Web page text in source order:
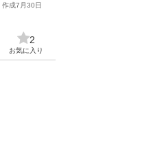
作成7月30日
2
お気に入り